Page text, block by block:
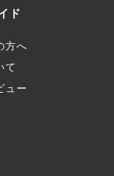
ド
方へ
て
ュー